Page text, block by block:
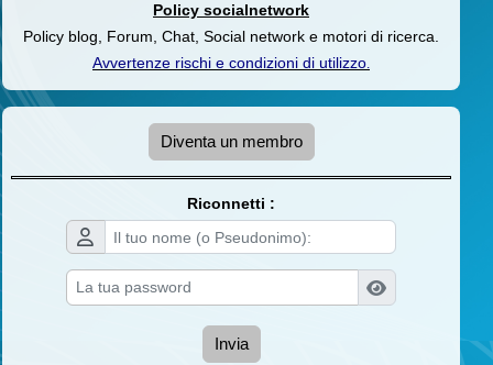
Policy socialnetwork
Policy blog, Forum, Chat, Social network e motori di ricerca.
Avvertenze rischi e condizioni di utilizzo.
Diventa un membro
Riconnetti :
Invia